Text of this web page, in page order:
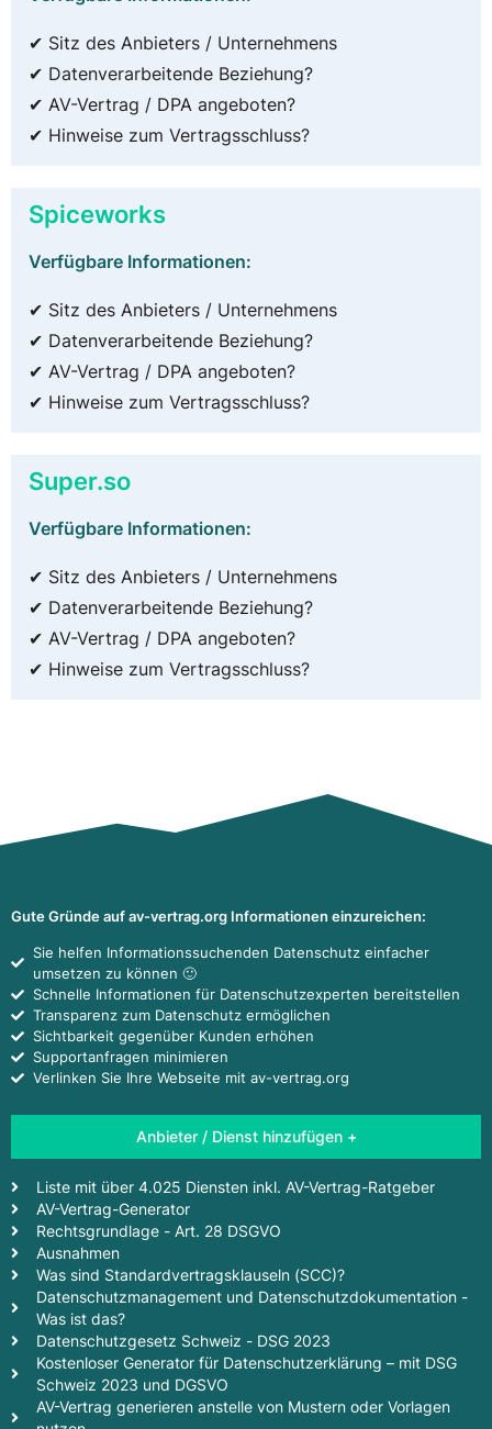
✔ Sitz des Anbieters / Unternehmens
✔ Datenverarbeitende Beziehung?
✔ AV-Vertrag / DPA angeboten?
✔ Hinweise zum Vertragsschluss?
Spiceworks
Verfügbare Informationen:
✔ Sitz des Anbieters / Unternehmens
✔ Datenverarbeitende Beziehung?
✔ AV-Vertrag / DPA angeboten?
✔ Hinweise zum Vertragsschluss?
Super.so
Verfügbare Informationen:
✔ Sitz des Anbieters / Unternehmens
✔ Datenverarbeitende Beziehung?
✔ AV-Vertrag / DPA angeboten?
✔ Hinweise zum Vertragsschluss?
Gute Gründe auf av-vertrag.org Informationen einzureichen:
Sie helfen Informationssuchenden Datenschutz einfacher
umsetzen zu können 🙂
Schnelle Informationen für Datenschutzexperten bereitstellen
Transparenz zum Datenschutz ermöglichen
Sichtbarkeit gegenüber Kunden erhöhen
Supportanfragen minimieren
Verlinken Sie Ihre Webseite mit av-vertrag.org
Anbieter / Dienst hinzufügen +
Liste mit über 4.025 Diensten inkl. AV-Vertrag-Ratgeber
AV-Vertrag-Generator
Rechtsgrundlage - Art. 28 DSGVO
Ausnahmen
Was sind Standardvertragsklauseln (SCC)?
Datenschutzmanagement und Datenschutzdokumentation -
Was ist das?
Datenschutzgesetz Schweiz - DSG 2023
Kostenloser Generator für Datenschutzerklärung – mit DSG
Schweiz 2023 und DGSVO
AV-Vertrag generieren anstelle von Mustern oder Vorlagen